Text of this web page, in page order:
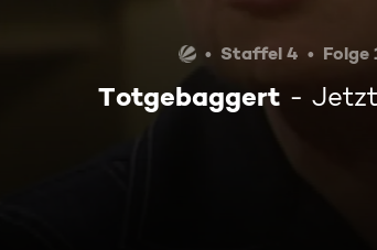
Staffel 4 Folge
Totgebaggert